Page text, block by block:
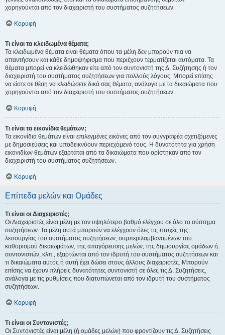
χορηγούνται από τον διαχειριστή του συστήματος συζητήσεων.
Κορυφή
Τι είναι τα κλειδωμένα θέματα;
Τα κλειδωμένα θέματα είναι θέματα όπου τα μέλη δεν μπορούν πια να
απαντήσουν και κάθε δημοψήφισμα που περιέχουν τερματίζεται αυτόματα. Τα
θέματα μπορεί να κλειδώθηκαν είτε από τον συντονιστή της Δ. Συζήτησης ή τον
διαχειριστή του συστήματος συζητήσεων για πολλούς λόγους. Μπορεί επίσης
να είστε σε θέση να κλειδώσετε δικά σας θέματα, ανάλογα με τα δικαιώματα που
χορηγούνται από τον διαχειριστή του συστήματος συζητήσεων.
Κορυφή
Τι είναι τα εικονίδια θεμάτων;
Τα εικονίδια θεμάτων είναι επιλεγμένες εικόνες από τον συγγραφέα σχετιζόμενες
με δημοσιεύσεις και υποδεικνύουν περιεχόμενό τους. Η δυνατότητα για χρήση
εικονιδίων θεμάτων εξαρτάται από τα δικαιώματα που ορίστηκαν από τον
διαχειριστή του συστήματος συζητήσεων.
Κορυφή
Επίπεδα μελών και Ομάδες
Τι είναι οι Διαχειριστές;
Οι Διαχειριστές είναι μέλη με τον υψηλότερο βαθμό ελέγχου σε όλο το σύστημα
συζητήσεων. Τα μέλη αυτά μπορούν να ελέγχουν όλες τις πτυχές της
λειτουργίας του συστήματος συζητήσεων, συμπεριλαμβανομένων του
καθορισμού δικαιωμάτων, της απαγόρευσης μελών, της δημιουργίας ομάδων ή
συντονιστών, κλπ., εξαρτώνται από τον ιδρυτή του συστήματος συζητήσεων και
τι δικαιώματα αυτός ή αυτή έχει δώσει στους άλλους διαχειριστές. Μπορούν
επίσης να έχουν πλήρεις δυνατότητες συντονιστή σε όλες τις Δ. Συζητήσεις,
ανάλογα με τις ρυθμίσεις που διατυπώνεται από τον ιδρυτή του συστήματος
συζητήσεων.
Κορυφή
Τι είναι οι Συντονιστές;
Οι Συντονιστές είναι μέλη (ή ομάδες μελών) που φροντίζουν τις Δ. Συζητήσεις